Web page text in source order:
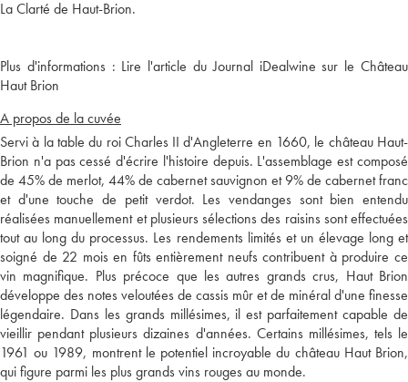
Plus d'informations : Lire l'article du Journal iDealwine sur le Château
Haut Brion
A propos de la cuvée
Servi à la table du roi Charles II d'Angleterre en 1660, le château Haut-
Brion n'a pas cessé d'écrire l'histoire depuis. L'assemblage est composé
de 45% de merlot, 44% de cabernet sauvignon et 9% de cabernet franc
et d'une touche de petit verdot. Les vendanges sont bien entendu
réalisées manuellement et plusieurs sélections des raisins sont effectuées
tout au long du processus. Les rendements limités et un élevage long et
soigné de 22 mois en fûts entièrement neufs contribuent à produire ce
vin magnifique. Plus précoce que les autres grands crus, Haut Brion
développe des notes veloutées de cassis mûr et de minéral d'une finesse
légendaire. Dans les grands millésimes, il est parfaitement capable de
vieillir pendant plusieurs dizaines d'années. Certains millésimes, tels le
1961 ou 1989, montrent le potentiel incroyable du château Haut Brion,
qui figure parmi les plus grands vins rouges au monde.